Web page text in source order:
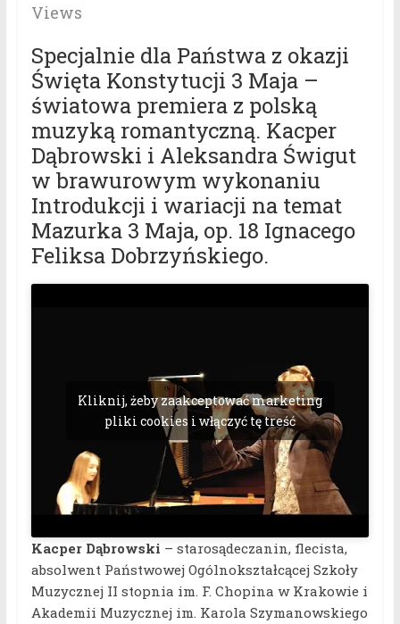
Views
Specjalnie dla Państwa z okazji
Święta Konstytucji 3 Maja –
światowa premiera z polską
muzyką romantyczną. Kacper
Dąbrowski i Aleksandra Świgut
w brawurowym wykonaniu
Introdukcji i wariacji na temat
Mazurka 3 Maja, op. 18 Ignacego
Feliksa Dobrzyńskiego.
Kliknij, żeby zaakceptować marketing
pliki cookies i włączyć tę treść
Kacper Dąbrowski – starosądeczanin, flecista,
absolwent Państwowej Ogólnokształcącej Szkoły
Muzycznej II stopnia im. F. Chopina w Krakowie i
Akademii Muzycznej im. Karola Szymanowskiego